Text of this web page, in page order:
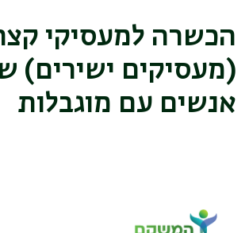
הכשרה למעסיקי
(מעסיקים ישירים)
אנשים עם מוגבלות